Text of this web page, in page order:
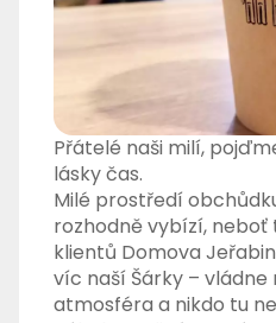
Přátelé naši milí,
lásky čas.
Milé prostředí
rozhodně vybízí, neboť
klientů Domova
víc naší Šárky –
atmosféra a nikdo tu